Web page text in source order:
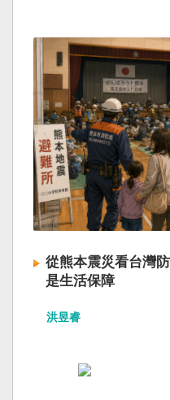
從熊本震災看台灣
是生活保障
洪昱睿